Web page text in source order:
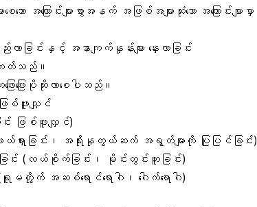
အကြောင်းများစွာအနက် အဖြစ်အများဆုံးသော အကြောင်းမျာမှာ
ြင်းနှင့် အနာကျက်နှုန်းများ နှေးလာခြင်း
တတ်သည်။
ဖြေးပိုဆိုးလာစေပါသည်။
ဖြစ်ဖူးလျှင်
ဖြစ်ဖူးလျှင်)
ားခြင်း၊ အရိုးနုတွယ်ဆက် အရွတ်များကို ပြုပြင်ခြင်း)
ြင်း (လယ်စိုက်ခြင်း၊ မိုင်းတွင်းတူးခြင်း)
(ရူမတွိုက် အဆစ်ရောင်ရောဂါ၊ ဂေါက်ရောဂါ)